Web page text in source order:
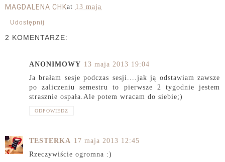
MAGDALENA CHKat 13 maja
Udostępnij
2 KOMENTARZE:
ANONIMOWY 13 maja 2013 19:04
Ja brałam sesje podczas sesji....jak ją odstawiam zawsze
po zaliczeniu semestru to pierwsze 2 tygodnie jestem
strasznie ospała.Ale potem wracam do siebie;)
ODPOWIEDZ
TESTERKA 17 maja 2013 12:45
Rzeczywiście ogromna :)